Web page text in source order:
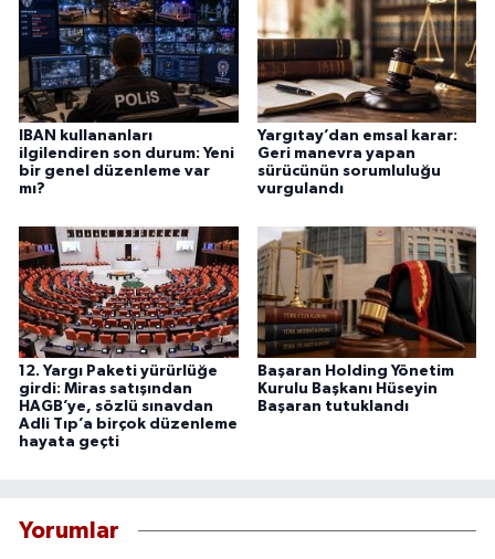
IBAN kullananları
ilgilendiren son durum: Yeni
bir genel düzenleme var
mı?
Yargıtay’dan emsal karar:
Geri manevra yapan
sürücünün sorumluluğu
vurgulandı
12. Yargı Paketi yürürlüğe
girdi: Miras satışından
HAGB’ye, sözlü sınavdan
Adli Tıp’a birçok düzenleme
hayata geçti
Başaran Holding Yönetim
Kurulu Başkanı Hüseyin
Başaran tutuklandı
Yorumlar